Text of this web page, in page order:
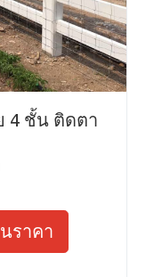
4 ชั้น ติดตา
ราคา